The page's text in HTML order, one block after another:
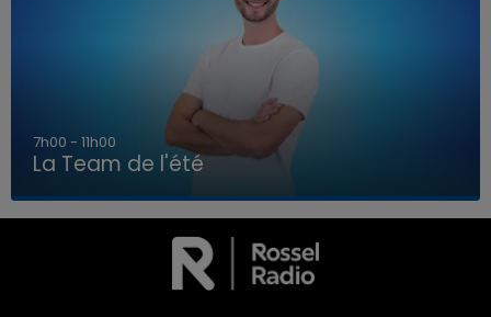
LA TEAM DE L'ÉTÉ
7h00 - 11h00
La Team de l'été